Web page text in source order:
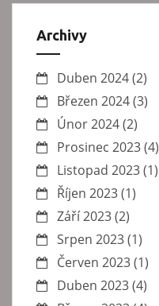
Archivy
Duben 2024(2)
Březen 2024(3)
Únor 2024(2)
Prosinec 2023(4)
Listopad 2023(1)
Říjen 2023(1)
Září 2023(2)
Srpen 2023(1)
Červen 2023(1)
Duben 2023(4)